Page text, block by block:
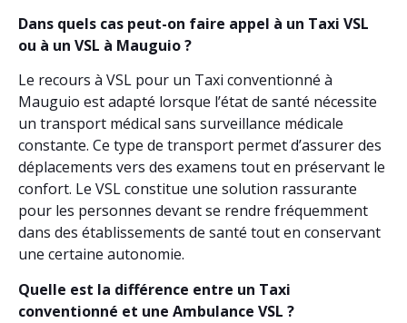
Dans quels cas peut-on faire appel à un Taxi VSL
ou à un VSL à Mauguio ?
Le recours à VSL pour un Taxi conventionné à
Mauguio est adapté lorsque l’état de santé nécessite
un transport médical sans surveillance médicale
constante. Ce type de transport permet d’assurer des
déplacements vers des examens tout en préservant le
confort. Le VSL constitue une solution rassurante
pour les personnes devant se rendre fréquemment
dans des établissements de santé tout en conservant
une certaine autonomie.
Quelle est la différence entre un Taxi
conventionné et une Ambulance VSL ?